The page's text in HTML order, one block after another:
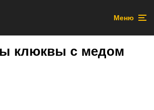
Меню
клюквы с медом